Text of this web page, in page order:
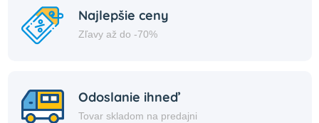
Najlepšie ceny
Zľavy až do -70%
Odoslanie ihneď
Tovar skladom na predajni